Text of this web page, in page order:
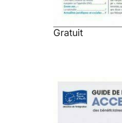
Gratuit